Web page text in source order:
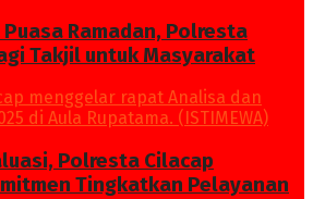
Ramadan, Polresta
Takjil untuk Masyarakat
Polresta Cilacap
Tingkatkan Pelayanan